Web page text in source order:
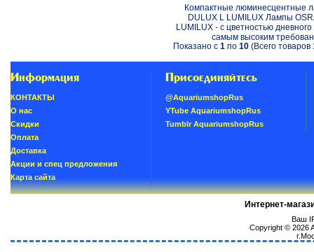
Компактные люминесцентные
DULUX L LUMILUX Лампы
LUMILUX - с цветностью
самым высоким
Показано с 1по 10(Всего товаров
Информация
КОНТАКТЫ
О нас
Скидки
Oплатa
Доставка
Акции и спец предложения
Карта сайта
Присоединяйтесь
@AquariumshopRus
YTube AquariumshopRus
Tumblr AquariumshopRus
Интернет-
Ваш
Copyright © 2026